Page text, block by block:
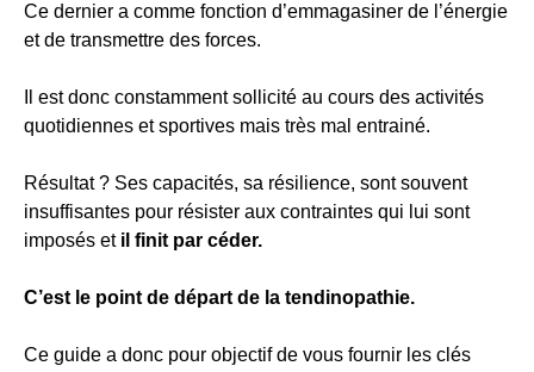
Ce dernier a comme fonction d’emmagasiner de l’énergie
et de transmettre des forces.
Il est donc constamment sollicité au cours des activités
quotidiennes et sportives mais très mal entrainé.
Résultat ? Ses capacités, sa résilience, sont souvent
insuffisantes pour résister aux contraintes qui lui sont
imposés et il finit par céder.
C’est le point de départ de la tendinopathie.
Ce guide a donc pour objectif de vous fournir les clés